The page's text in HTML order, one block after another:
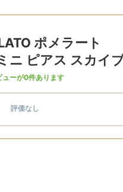
ポメラート
ニ ピアス スカイ
ューが0件あります
評価なし